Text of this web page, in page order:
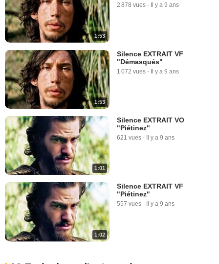
1:53
2 878 vues - Il y a 9 ans
1:53
Silence EXTRAIT VF
"Démasqués"
1 072 vues - Il y a 9 ans
1:01
Silence EXTRAIT VO
"Piétinez"
621 vues - Il y a 9 ans
1:02
Silence EXTRAIT VF
"Piétinez"
557 vues - Il y a 9 ans